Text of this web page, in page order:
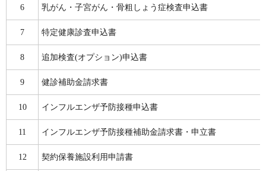
6 乳がん・子宮がん・骨粗しょう症検査申込書
7 特定健康診査申込書
8 追加検査(オプション)申込書
9 健診補助金請求書
10 インフルエンザ予防接種申込書
11 インフルエンザ予防接種補助金請求書・申立書
12 契約保養施設利用申請書